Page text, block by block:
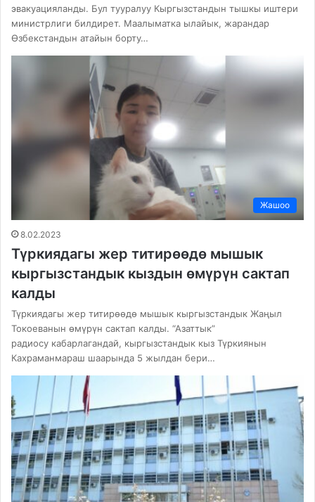
эвакуацияланды. Бул тууралуу Кыргызстандын тышкы иштери
министрлиги билдирет. Маалыматка ылайык, жарандар
Өзбекстандын атайын борту…
Жашоо
8.02.2023
Түркиядагы жер титирөөдө мышык
кыргызстандык кыздын өмүрүн сактап
калды
Түркиядагы жер титирөөдө мышык кыргызстандык Жаңыл
Токоеванын өмүрүн сактап калды. “Азаттык”
радиосу кабарлагандай, кыргызстандык кыз Түркиянын
Кахраманмараш шаарында 5 жылдан бери…